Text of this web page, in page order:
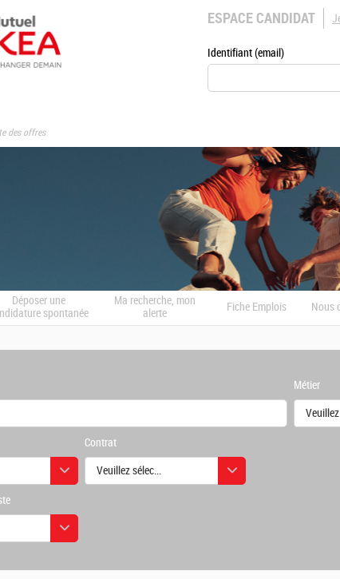
ESPACE CANDIDAT
Identifiant (email)
des offres
Déposer une
spontanée
Ma recherche, mon
alerte
Fiche Emplois Nous
Métier
une ou des valeurs
Contrat
Veuillez sélectionner une ou des valeurs
une ou des valeurs